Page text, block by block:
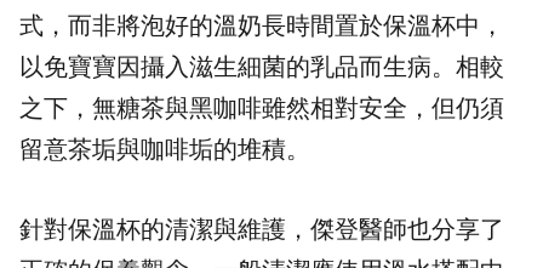
式，而非將泡好的溫奶長時間置於保溫杯中，
以免寶寶因攝入滋生細菌的乳品而生病。相較
之下，無糖茶與黑咖啡雖然相對安全，但仍須
留意茶垢與咖啡垢的堆積。
針對保溫杯的清潔與維護，傑登醫師也分享了